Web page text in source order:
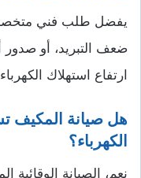
يفضل طلب فني متخصص
ضعف التبريد، أو صدور
ارتفاع استهلاك
هل صيانة المكيف
الكهرباء؟
نعم، الصيانة